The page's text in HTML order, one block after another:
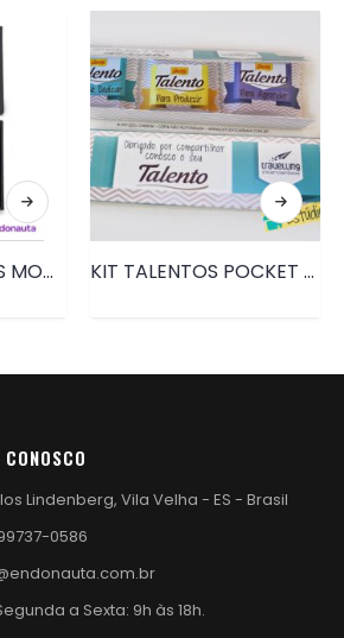
KIT QUEIJOS BONS MOMENTOS | PRD184B KIT TALENTOS POCKET • PRD005
Lindenberg, Vila Velha - ES - Brasil
0586
a Sexta: 9h às 18h.